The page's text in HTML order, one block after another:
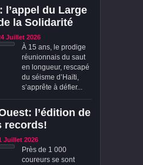
du Large
la Solidarité
Juillet 2026
À 15 ans, le prodige
réunionnais du saut
en longueur, rescapé
du séisme d’Haïti,
s’apprête à défier...
l’édition de
records!
Juillet 2026
Près de 1 000
coureurs se sont